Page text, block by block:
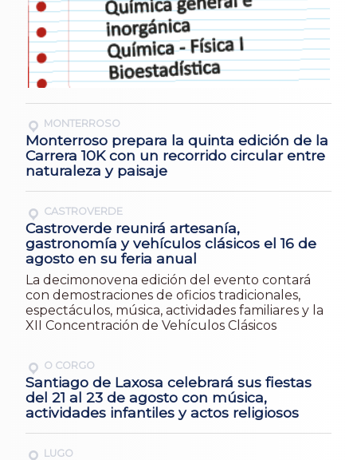
MONTERROSO
Monterroso prepara la quinta edición de la
Carrera 10K con un recorrido circular entre
naturaleza y paisaje
CASTROVERDE
Castroverde reunirá artesanía,
gastronomía y vehículos clásicos el 16 de
agosto en su feria anual
La decimonovena edición del evento contará
con demostraciones de oficios tradicionales,
espectáculos, música, actividades familiares y la
XII Concentración de Vehículos Clásicos
O CORGO
Santiago de Laxosa celebrará sus fiestas
del 21 al 23 de agosto con música,
actividades infantiles y actos religiosos
LUGO